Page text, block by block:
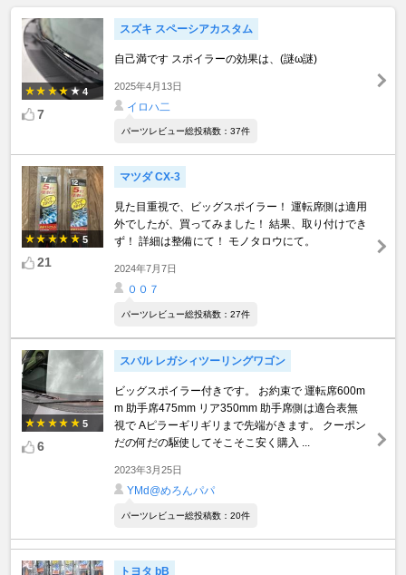
4
7
スズキ スペーシアカスタム
自己満です スポイラーの効果は、(謎ω謎)
2025年4月13日
イロハ二
パーツレビュー総投稿数：37件
5
21
マツダ CX-3
見た目重視で、ビッグスポイラー！ 運転席側は適用
外でしたが、買ってみました！ 結果、取り付けでき
ず！ 詳細は整備にて！ モノタロウにて。
2024年7月7日
００７
パーツレビュー総投稿数：27件
5
6
スバル レガシィツーリングワゴン
ビッグスポイラー付きです。 お約束で 運転席600m
m 助手席475mm リア350mm 助手席側は適合表無
視で Aピラーギリギリまで先端がきます。 クーポン
だの何だの駆使してそこそこ安く購入 ...
2023年3月25日
YMd@めろんパパ
パーツレビュー総投稿数：20件
トヨタ bB